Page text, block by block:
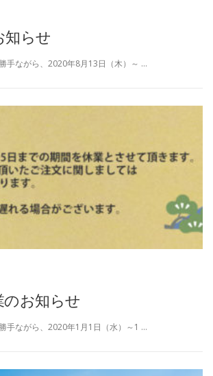
知らせ
手ながら、2020年8月13日（木）～ …
のお知らせ
手ながら、2020年1月1日（水）～1 …